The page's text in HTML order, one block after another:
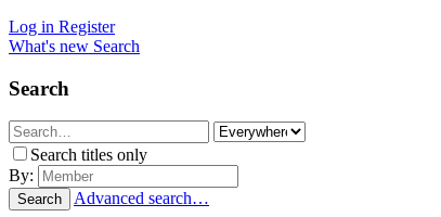
Log in Register
What's new Search
Search
Search titles only
By:
Search Advanced search…